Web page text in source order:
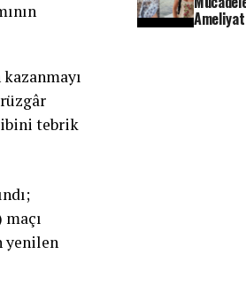
tebrik
yenilen
Ameliyat